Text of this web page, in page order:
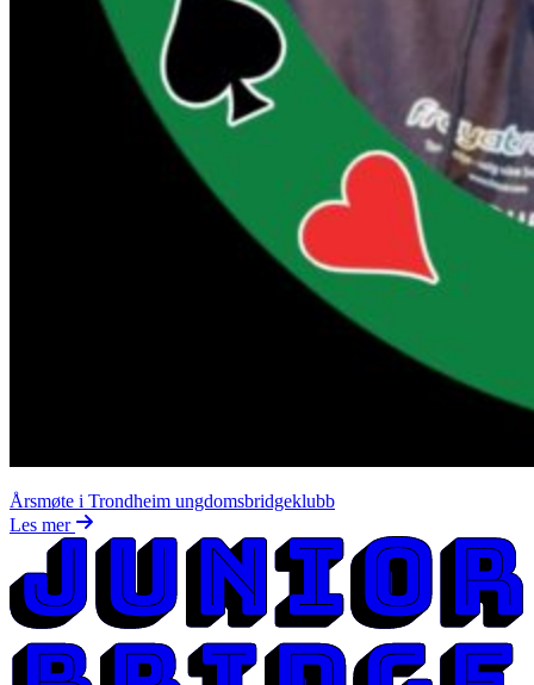
Årsmøte i Trondheim ungdomsbridgeklubb
Les mer